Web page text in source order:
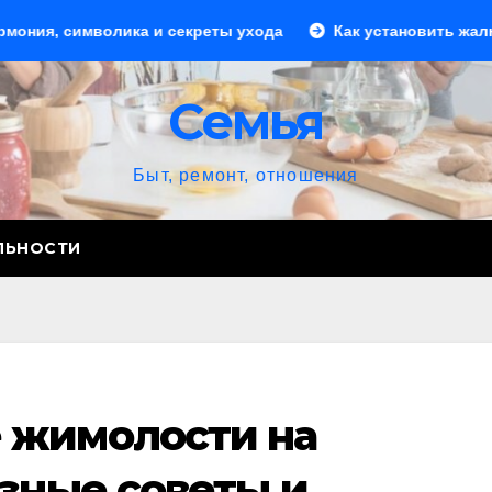
и секреты ухода Как установить жалюзи:
Семья
Быт, ремонт, отношения
на